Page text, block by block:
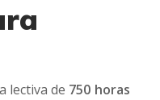
lectiva de 750 horas